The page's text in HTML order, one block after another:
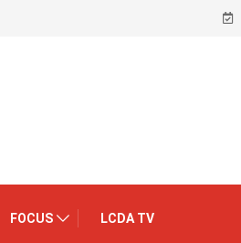
FOCUS LCDA TV